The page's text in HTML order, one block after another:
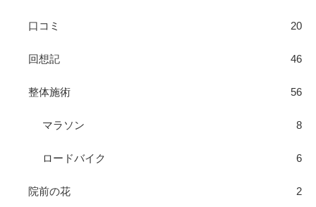
口コミ 20
回想記 46
整体施術 56
マラソン 8
ロードバイク 6
院前の花 2